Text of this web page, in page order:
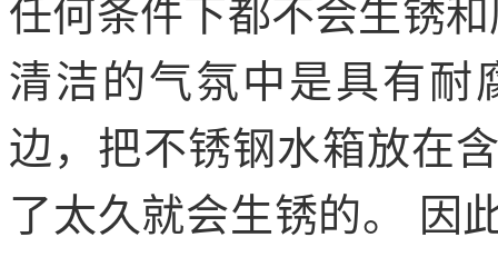
任何条件下都不会生锈
清洁的气氛中是具有耐
边，把不锈钢水箱放在
了太久就会生锈的。 因